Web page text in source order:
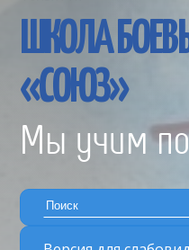
ШКОЛА
«СОЮЗ»
Мы учим